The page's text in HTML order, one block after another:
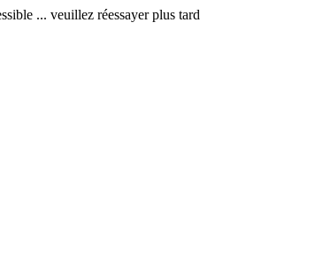
... veuillez réessayer plus tard